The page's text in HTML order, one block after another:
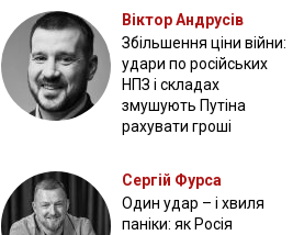
Віктор Андрусів
Збільшення ціни війни:
удари по російських
НПЗ і складах
змушують Путіна
рахувати гроші
Сергій Фурса
Один удар – і хвиля
паніки: як Росія